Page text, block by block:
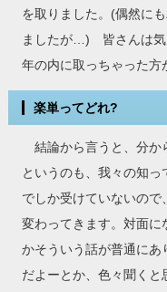
を取りました。(偶然に
ましたが…) 皆さんは気
年の内に取っちゃった方
楽単ってどれ?
結論から言うと、分か
というのも、我々の知
でしか受けていないの
変わってきます。対面に
かそういう話が普通にあ
だよーとか、色々聞く